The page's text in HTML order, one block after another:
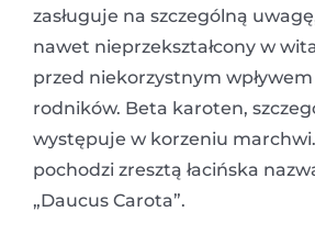
zasługuje na szczególną
nawet nieprzekształcony w
przed niekorzystnym
rodników. Beta karoten,
występuje w korzeniu
pochodzi zresztą łacińska
„Daucus Carota”.